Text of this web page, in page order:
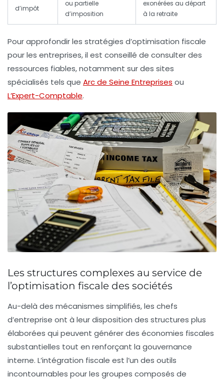
d’impôt
ou partielle
d’imposition
exonérées au départ
à la retraite
Pour approfondir les stratégies d’optimisation fiscale
pour les entreprises, il est conseillé de consulter des
ressources fiables, notamment sur des sites
spécialisés tels que Arc de Seine Entreprises ou
L’Expert-Comptable.
Les structures complexes au service de
l’optimisation fiscale des sociétés
Au-delà des mécanismes simplifiés, les chefs
d’entreprise ont à leur disposition des structures plus
élaborées qui peuvent générer des économies fiscales
substantielles tout en renforçant la gouvernance
interne. L’intégration fiscale est l’un des outils
incontournables pour les groupes composés de